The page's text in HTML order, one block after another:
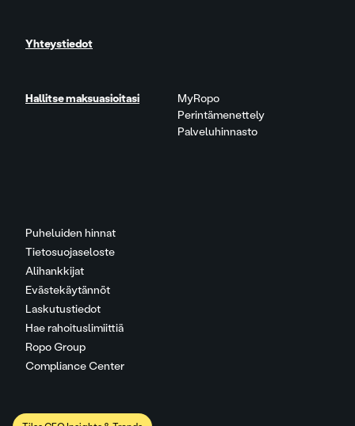
Puheluiden hinnat
Tietosuojaseloste
Alihankkijat
Evästekäytännöt
Laskutustiedot
Hae rahoituslimiittiä
Ropo Group
Compliance Center
Yhteystiedot
Hallitse maksuasioitasi
MyRopo
Perintämenettely
Palveluhinnasto